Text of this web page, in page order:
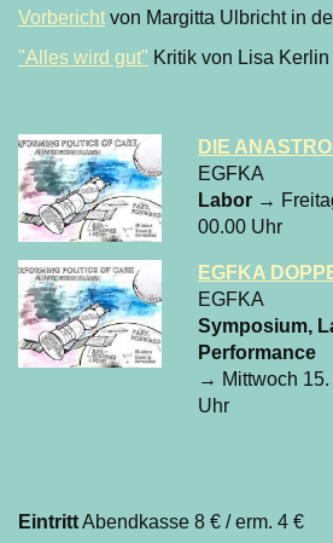
Vorbericht von Margitta Ulbricht in
"Alles wird gut" Kritik von Lisa
DIE
EGFKA
Labor →
00.00 Uhr
EGFKA
EGFKA
Symposium,
Performance
→ Mittwoch 15.
Uhr
EintrittAbendkasse 8 € / erm. 4 €